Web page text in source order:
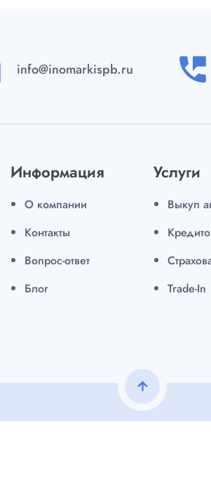
info@inomarkispb.ru perm_phone_msg
Информация
О компании
Контакты
Вопрос-ответ
Блог
Услуги
Выкуп
Trade-In
arrow_upward